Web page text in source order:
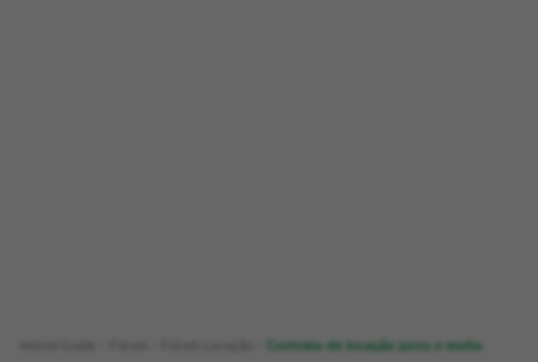
Contrato de locação juros e multa